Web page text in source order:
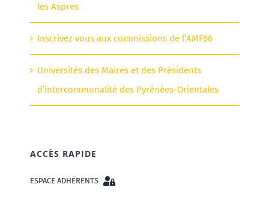
les Aspres
Inscrivez vous aux commissions de l’AMF66
Universités des Maires et des Présidents
d’intercommunalité des Pyrénées-Orientales
ACCÈS RAPIDE
ESPACE ADHÉRENTS